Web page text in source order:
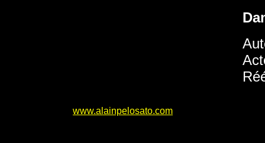
www.alainpelosato.com